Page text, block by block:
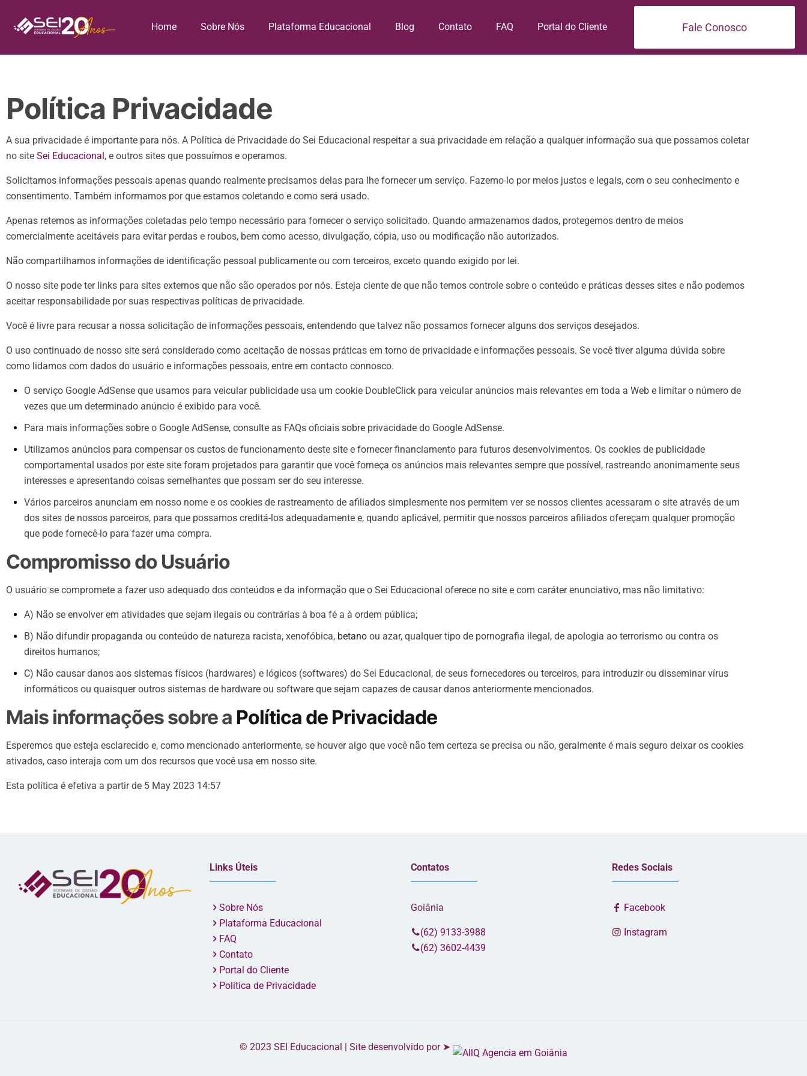
Home Sobre Nós Plataforma Educacional Blog Contato FAQ Portal do Cliente Fale Conosco
Política Privacidade
A sua privacidade é importante para nós. A Política de Privacidade do Sei Educacional respeitar a sua privacidade em relação a qualquer informação sua que possamos coletar
no site Sei Educacional, e outros sites que possuímos e operamos.
Solicitamos informações pessoais apenas quando realmente precisamos delas para lhe fornecer um serviço. Fazemo-lo por meios justos e legais, com o seu conhecimento e
consentimento. Também informamos por que estamos coletando e como será usado.
Apenas retemos as informações coletadas pelo tempo necessário para fornecer o serviço solicitado. Quando armazenamos dados, protegemos dentro de meios
comercialmente aceitáveis para evitar perdas e roubos, bem como acesso, divulgação, cópia, uso ou modificação não autorizados.
Não compartilhamos informações de identificação pessoal publicamente ou com terceiros, exceto quando exigido por lei.
O nosso site pode ter links para sites externos que não são operados por nós. Esteja ciente de que não temos controle sobre o conteúdo e práticas desses sites e não podemos
aceitar responsabilidade por suas respectivas políticas de privacidade.
Você é livre para recusar a nossa solicitação de informações pessoais, entendendo que talvez não possamos fornecer alguns dos serviços desejados.
O uso continuado de nosso site será considerado como aceitação de nossas práticas em torno de privacidade e informações pessoais. Se você tiver alguma dúvida sobre
como lidamos com dados do usuário e informações pessoais, entre em contacto connosco.
O serviço Google AdSense que usamos para veicular publicidade usa um cookie DoubleClick para veicular anúncios mais relevantes em toda a Web e limitar o número de
vezes que um determinado anúncio é exibido para você.
Para mais informações sobre o Google AdSense, consulte as FAQs oficiais sobre privacidade do Google AdSense.
Utilizamos anúncios para compensar os custos de funcionamento deste site e fornecer financiamento para futuros desenvolvimentos. Os cookies de publicidade
comportamental usados por este site foram projetados para garantir que você forneça os anúncios mais relevantes sempre que possível, rastreando anonimamente seus
interesses e apresentando coisas semelhantes que possam ser do seu interesse.
Vários parceiros anunciam em nosso nome e os cookies de rastreamento de afiliados simplesmente nos permitem ver se nossos clientes acessaram o site através de um
dos sites de nossos parceiros, para que possamos creditá-los adequadamente e, quando aplicável, permitir que nossos parceiros afiliados ofereçam qualquer promoção
que pode fornecê-lo para fazer uma compra.
Compromisso do Usuário
O usuário se compromete a fazer uso adequado dos conteúdos e da informação que o Sei Educacional oferece no site e com caráter enunciativo, mas não limitativo:
A) Não se envolver em atividades que sejam ilegais ou contrárias à boa fé a à ordem pública;
B) Não difundir propaganda ou conteúdo de natureza racista, xenofóbica, betano ou azar, qualquer tipo de pornografia ilegal, de apologia ao terrorismo ou contra os
direitos humanos;
C) Não causar danos aos sistemas físicos (hardwares) e lógicos (softwares) do Sei Educacional, de seus fornecedores ou terceiros, para introduzir ou disseminar vírus
informáticos ou quaisquer outros sistemas de hardware ou software que sejam capazes de causar danos anteriormente mencionados.
Mais informações sobre a Política de Privacidade
Esperemos que esteja esclarecido e, como mencionado anteriormente, se houver algo que você não tem certeza se precisa ou não, geralmente é mais seguro deixar os cookies
ativados, caso interaja com um dos recursos que você usa em nosso site.
Esta política é efetiva a partir de 5 May 2023 14:57
Links Úteis
Sobre Nós
Plataforma Educacional
FAQ
Contato
Portal do Cliente
Politica de Privacidade
Contatos
Goiânia
(62) 9133-3988
(62) 3602-4439
Redes Sociais
Facebook
Instagram
​© 2023 SEI Educacional | Site desenvolvido por ➤